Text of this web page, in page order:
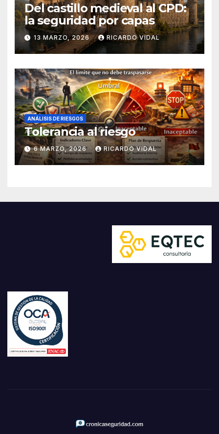
Del castillo medieval al CPD:
la seguridad por capas
13 MARZO, 2026 RICARDO VIDAL
ANÁLISIS DE RIESGOS
Tolerancia al riesgo
6 MARZO, 2026 RICARDO VIDAL